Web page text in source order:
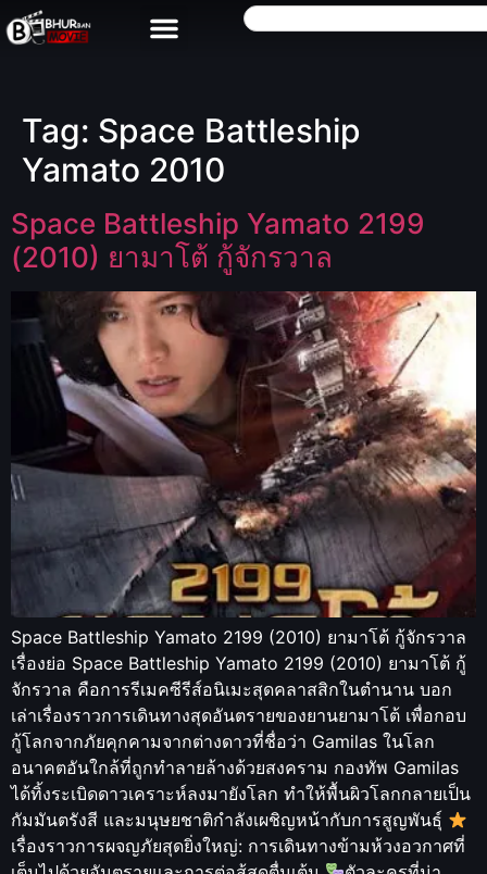
Tag: Space Battleship
Yamato 2010
Space Battleship Yamato 2199
(2010) ยามาโต้ กู้จักรวาล
Space Battleship Yamato 2199 (2010) ยามาโต้ กู้จักรวาล
เรื่องย่อ Space Battleship Yamato 2199 (2010) ยามาโต้ กู้
จักรวาล คือการรีเมคซีรีส์อนิเมะสุดคลาสสิกในตำนาน บอก
เล่าเรื่องราวการเดินทางสุดอันตรายของยานยามาโต้ เพื่อกอบ
กู้โลกจากภัยคุกคามจากต่างดาวที่ชื่อว่า Gamilas ในโลก
อนาคตอันใกล้ที่ถูกทำลายล้างด้วยสงคราม กองทัพ Gamilas
ได้ทิ้งระเบิดดาวเคราะห์ลงมายังโลก ทำให้พื้นผิวโลกกลายเป็น
กัมมันตรังสี และมนุษยชาติกำลังเผชิญหน้ากับการสูญพันธุ์
เรื่องราวการผจญภัยสุดยิ่งใหญ่: การเดินทางข้ามห้วงอวกาศที่